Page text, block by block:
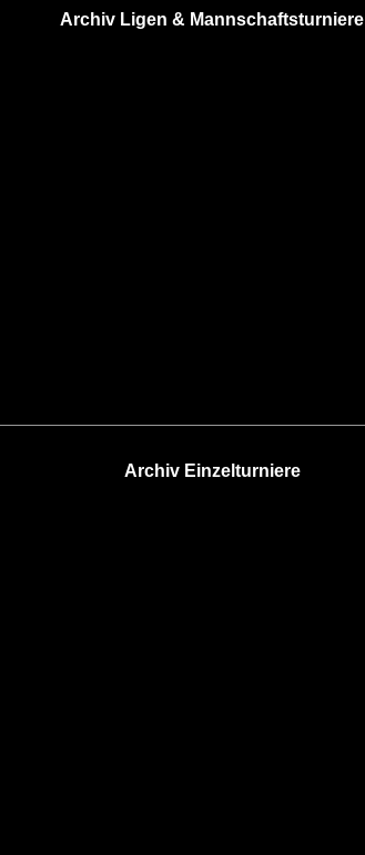
Archiv Ligen & Mannschaftsturniere
Archiv Einzelturniere